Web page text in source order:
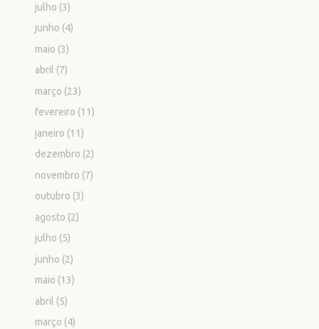
julho (3)
junho (4)
maio (3)
abril (7)
março (23)
fevereiro (11)
janeiro (11)
dezembro (2)
novembro (7)
outubro (3)
agosto (2)
julho (5)
junho (2)
maio (13)
abril (5)
março (4)